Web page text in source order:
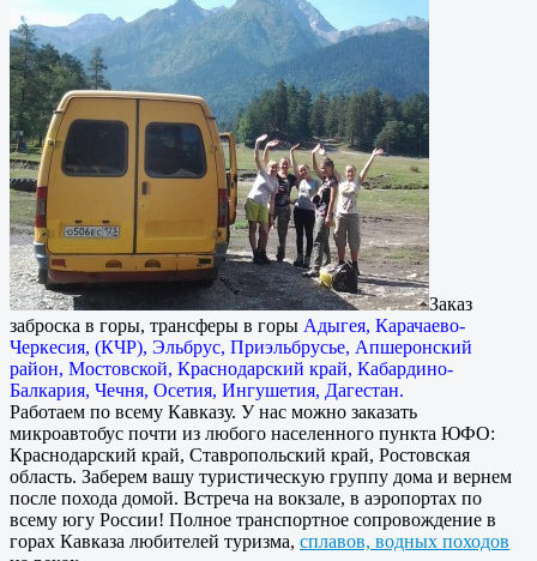
Заказ
заброска в горы, трансферы в горы Адыгея, Карачаево-
Черкесия, (КЧР), Эльбрус, Приэльбрусье, Апшеронский
район, Мостовской, Краснодарский край, Кабардино-
Балкария, Чечня, Осетия, Ингушетия, Дагестан.
Работаем по всему Кавказу. У нас можно заказать
микроавтобус почти из любого населенного пункта ЮФО:
Краснодарский край, Ставропольский край, Ростовская
область. Заберем вашу туристическую группу дома и вернем
после похода домой. Встреча на вокзале, в аэропортах по
всему югу России! Полное транспортное сопровождение в
горах Кавказа любителей туризма, сплавов, водных походов